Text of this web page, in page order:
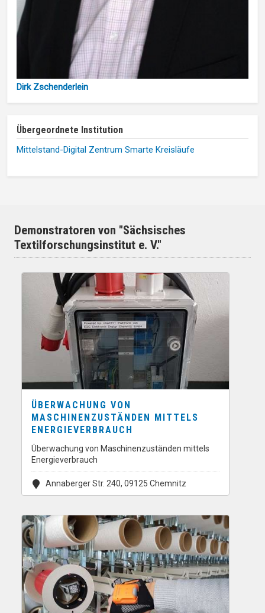
Dirk Zschenderlein
Übergeordnete Institution
Mittelstand-Digital Zentrum Smarte Kreisläufe
Demonstratoren von "Sächsisches
Textilforschungsinstitut e. V."
ÜBERWACHUNG VON
MASCHINENZUSTÄNDEN MITTELS
ENERGIEVERBRAUCH
Überwachung von Maschinenzuständen mittels
Energieverbrauch
Annaberger Str. 240, 09125 Chemnitz